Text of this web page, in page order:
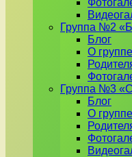
Группа №2
Блог
О группе
Группа №3
Блог
О группе